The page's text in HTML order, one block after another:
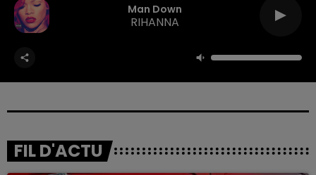
Man Down
RIHANNA
FIL D'ACTU